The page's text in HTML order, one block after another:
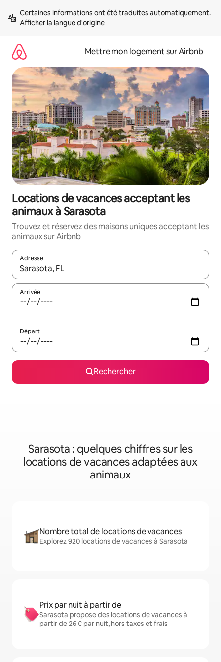
directement
Afficher la langue d'origine
Mettre mon logement sur Airbnb
Locations de vacances acceptant les
animaux à Sarasota
Trouvez et réservez des maisons uniques acceptant les
animaux sur Airbnb
Adresse
Lorsque les résultats s'affichent, utilisez les flèches vers le
Arrivée
Départ
Rechercher
Sarasota : quelques chiffres sur les
locations de vacances adaptées aux
animaux
Nombre total de locations de vacances
Explorez 920 locations de vacances à Sarasota
Prix par nuit à partir de
Sarasota propose des locations de vacances à
partir de 26 € par nuit, hors taxes et frais